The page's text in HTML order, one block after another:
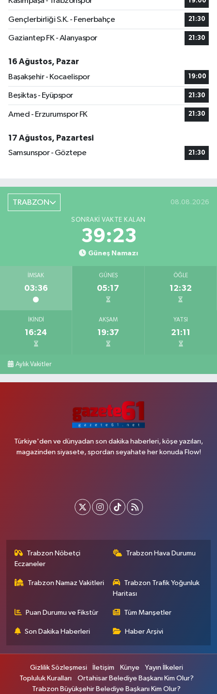
Gençlerbirliği S.K. - Fenerbahçe 21:30
Gaziantep FK - Alanyaspor 21:30
16 Ağustos, Pazar
Başakşehir - Kocaelispor
19:00
Beşiktaş - Eyüpspor 21:30
Amed - Erzurumspor FK 21:30
17 Ağustos, Pazartesi
Samsunspor - Göztepe
21:30
TRABZON 08.08.2026
SONRAKI VAKTE KALAN
39:22
Güneş Namazı
İMSAK
03:36
GÜNEŞ
05:17
ÖĞLE
12:32
İKINDI
16:24
AKŞAM
19:37
YATSI
21:11
Aylık Vakitler
Türkiye'den ve dünyadan son dakika haberleri, köşe yazıları,
magazinden siyasete, spordan seyahate her konuda Flow!
Trabzon Nöbetçi
Eczaneler
Trabzon Hava Durumu
Trabzon Namaz Vakitleri
Trabzon Trafik Yoğunluk
Haritası
Puan Durumu ve Fikstür Tüm Manşetler
Son Dakika Haberleri Haber Arşivi
Gizlilik Sözleşmesi İletişim Künye
Yayın İlkeleri
Topluluk Kuralları
Ortahisar Belediye Başkanı Kim Olur?
Trabzon Büyükşehir Belediye Başkanı Kim Olur?